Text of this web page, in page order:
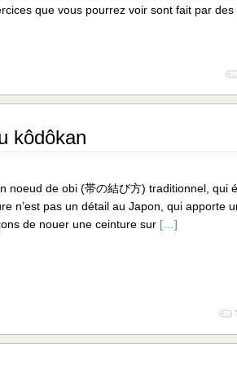
que vous pourrez voir sont fait par des
kôdôkan
noeud de obi (帯の結び方) traditionnel, qui
n’est pas un détail au Japon, qui apporte
de nouer une ceinture sur […]